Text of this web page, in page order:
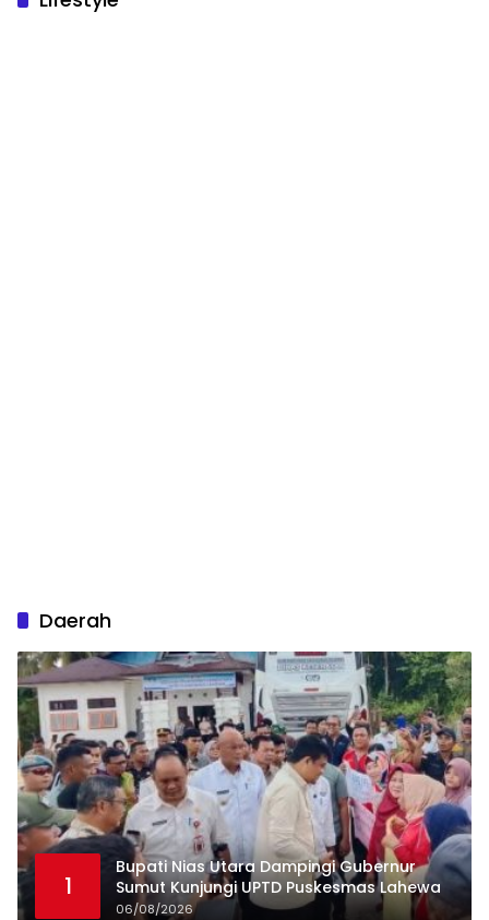
Daerah
1
Bupati Nias Utara Dampingi Gubernur
Sumut Kunjungi UPTD Puskesmas Lahewa
06/08/2026